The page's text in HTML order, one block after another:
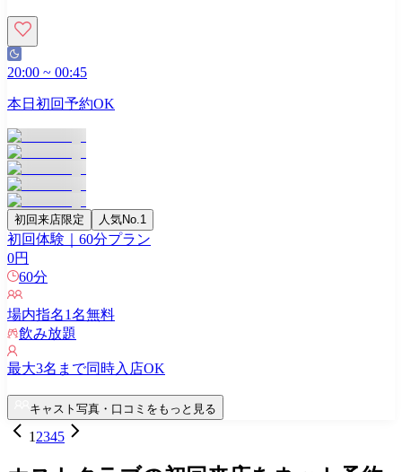
20:00 ~ 00:45
本日初回予約OK
初回来店限定 人気No.1
初回体験｜60分プラン
0円
60分
場内指名1名無料
飲み放題
最大3名まで同時入店OK
キャスト写真・口コミをもっと見る
1 2345